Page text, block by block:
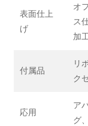
表面仕上
げ
オ
ス
加
付属品
リ
ク
応用
ア
グ